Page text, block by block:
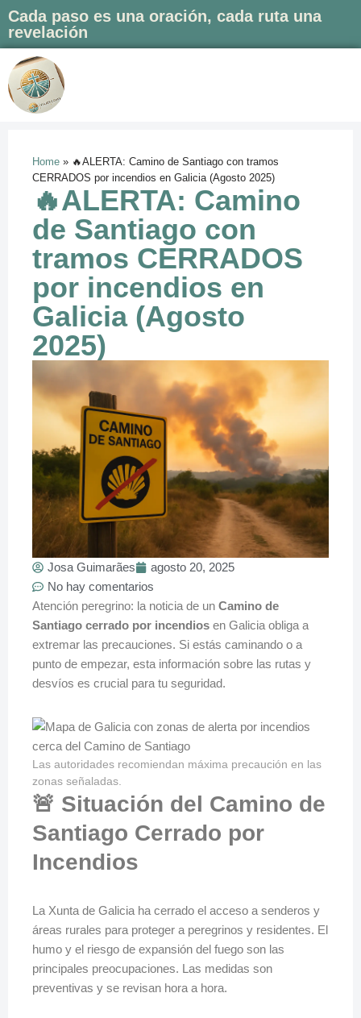
al
contenido
Cada paso es una oración, cada ruta una
revelación
Home » 🔥ALERTA: Camino de Santiago con tramos
CERRADOS por incendios en Galicia (Agosto 2025)
🔥ALERTA: Camino
de Santiago con
tramos CERRADOS
por incendios en
Galicia (Agosto
2025)
Josa Guimarães
agosto 20, 2025
No hay comentarios
Atención peregrino: la noticia de un Camino de
Santiago cerrado por incendios en Galicia obliga a
extremar las precauciones. Si estás caminando o a
punto de empezar, esta información sobre las rutas y
desvíos es crucial para tu seguridad.
Las autoridades recomiendan máxima precaución en las
zonas señaladas.
🚨 Situación del Camino de
Santiago Cerrado por
Incendios
La Xunta de Galicia ha cerrado el acceso a senderos y
áreas rurales para proteger a peregrinos y residentes. El
humo y el riesgo de expansión del fuego son las
principales preocupaciones. Las medidas son
preventivas y se revisan hora a hora.